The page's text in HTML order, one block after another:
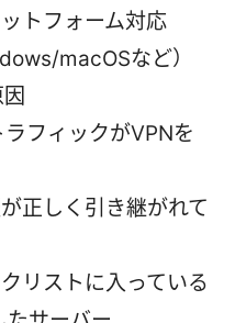
トフォーム対応
macOSなど）
フィックがVPNを
正しく引き継がれて
リストに入っている